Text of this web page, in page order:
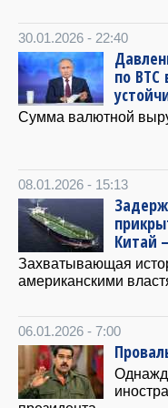
30.01.2026 - 22:40
по ВТС
Сумма валютной
08.01.2026 - 15:13
Китай
Захватывающая
американскими
06.01.2026 - 7:00